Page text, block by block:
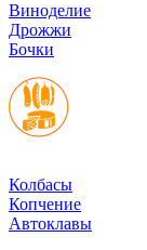
Виноделие
Дрожжи
Бочки
Колбасы
Копчение
Автоклавы